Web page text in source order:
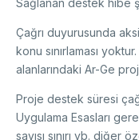
Etkinliklere Katılım
Uluslararası
İkili İş Birliği
Çok Taraflı
AB Çerçeve
BURSLAR
Mentorluk Desteği
Burs Programları
Lisansüstü
Sağlanan destek hibe
Çağrı duyurusunda
konu sınırlaması
alanlarındaki Ar-Ge
Proje destek süresi
Uygulama Esasları
sayısı sınırı vb. diğer